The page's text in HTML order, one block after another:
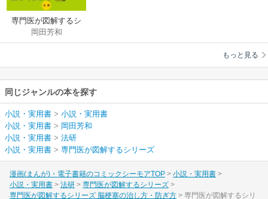
専門医が図解するシ
リーズ 脳梗塞の治し
方・防ぎ方
岡田芳和
もっと見る
同じジャンルの本を探す
小説・実用書 > 小説・実用書
小説・実用書 > 岡田芳和
小説・実用書 > 法研
小説・実用書 > 専門医が図解するシリーズ
漫画(まんが)・電子書籍のコミックシーモアTOP
小説・実用書
小説・実用書
法研
専門医が図解するシリーズ
専門医が図解するシリーズ 脳梗塞の治し方・防ぎ方
専門医が図解するシリ